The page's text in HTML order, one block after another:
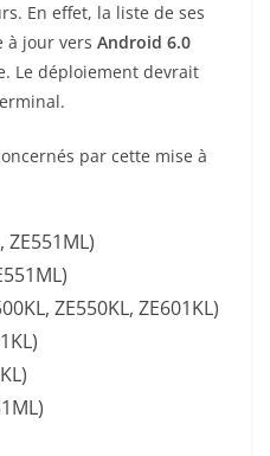
En effet, la liste de ses
à jour vers Android 6.0
Le déploiement devrait
par cette mise à
ZE551ML)
ZE550KL, ZE601KL)